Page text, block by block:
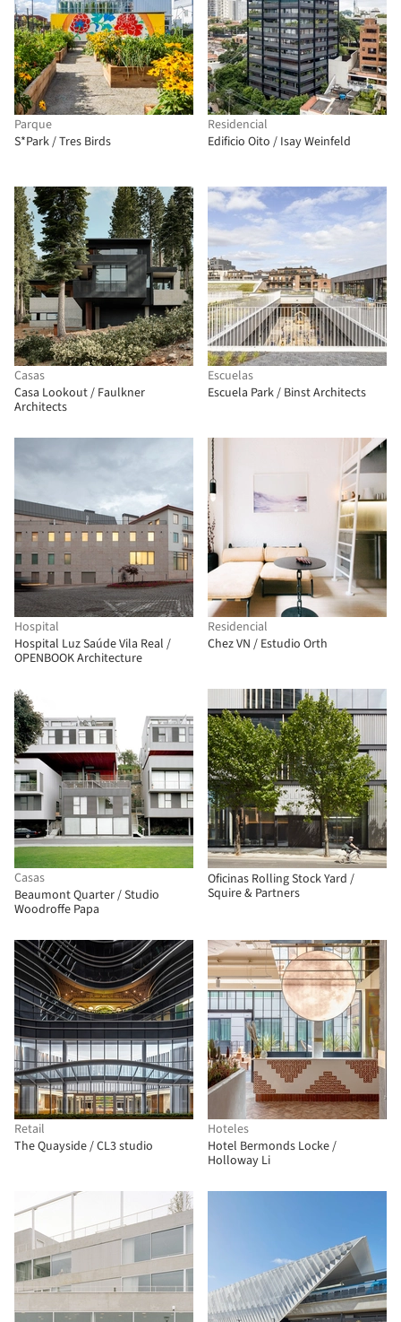
Parque
S*Park / Tres Birds
Residencial
Edificio Oito / Isay Weinfeld
Casas
Casa Lookout / Faulkner
Architects
Escuelas
Escuela Park / Binst Architects
Hospital
Hospital Luz Saúde Vila Real /
OPENBOOK Architecture
Residencial
Chez VN / Estudio Orth
Casas
Beaumont Quarter / Studio
Woodroffe Papa
Oficinas Rolling Stock Yard /
Squire & Partners
Retail
The Quayside / CL3 studio
Hoteles
Hotel Bermonds Locke /
Holloway Li